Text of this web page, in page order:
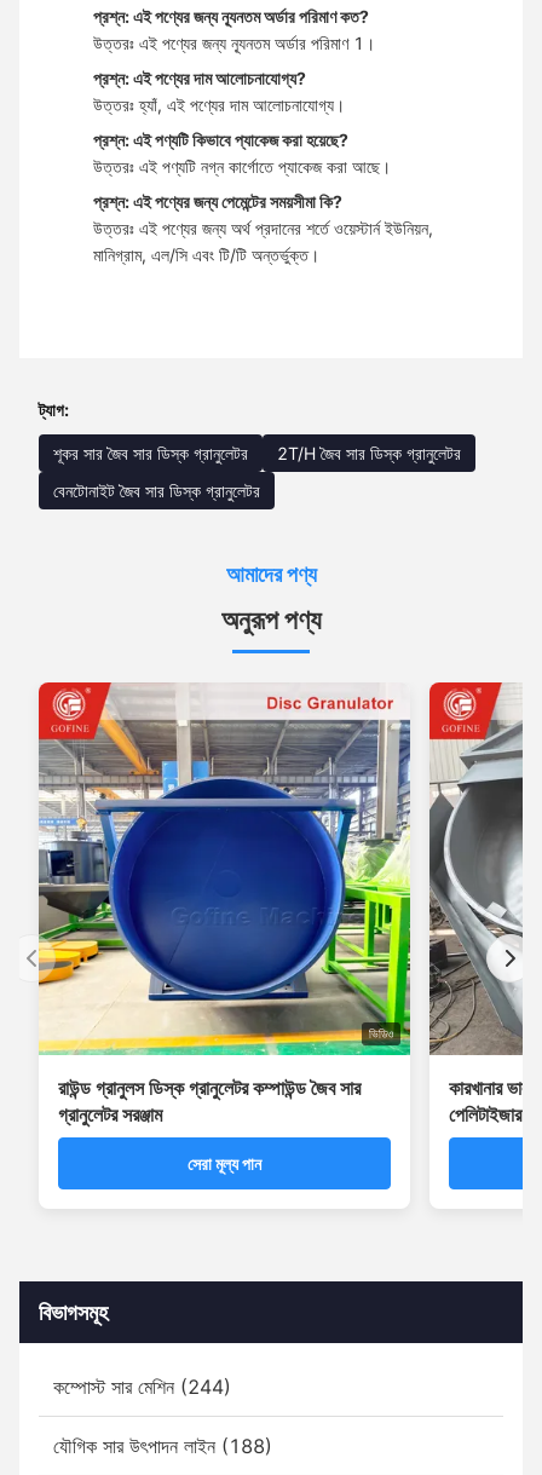
প্রশ্ন: এই পণ্যের জন্য ন্যূনতম অর্ডার পরিমাণ কত?
উত্তরঃ এই পণ্যের জন্য ন্যূনতম অর্ডার পরিমাণ 1।
প্রশ্ন: এই পণ্যের দাম আলোচনাযোগ্য?
উত্তরঃ হ্যাঁ, এই পণ্যের দাম আলোচনাযোগ্য।
প্রশ্ন: এই পণ্যটি কিভাবে প্যাকেজ করা হয়েছে?
উত্তরঃ এই পণ্যটি নগ্ন কার্গোতে প্যাকেজ করা আছে।
প্রশ্ন: এই পণ্যের জন্য পেমেন্টের সময়সীমা কি?
উত্তরঃ এই পণ্যের জন্য অর্থ প্রদানের শর্তে ওয়েস্টার্ন ইউনিয়ন,
মানিগ্রাম, এল/সি এবং টি/টি অন্তর্ভুক্ত।
ট্যাগ:
শূকর সার জৈব সার ডিস্ক গ্রানুলেটর
2T/H জৈব সার ডিস্ক গ্রানুলেটর
বেনটোনাইট জৈব সার ডিস্ক গ্রানুলেটর
আমাদের পণ্য
অনুরূপ পণ্য
ভিডিও
রাউন্ড গ্রানুলস ডিস্ক গ্রানুলেটর কম্পাউন্ড জৈব সার
গ্রানুলেটর সরঞ্জাম
সেরা মূল্য পান
কারখানার ভাল
পেলিটাইজার
বিভাগসমূহ
কম্পোস্ট সার মেশিন (244)
যৌগিক সার উৎপাদন লাইন (188)